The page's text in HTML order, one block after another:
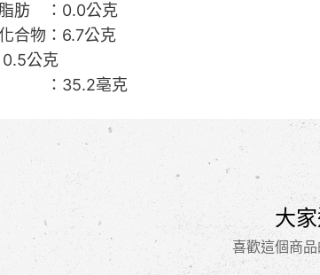
肪 ：0.0公克
合物：6.7公克
公克
35.2亳克
大
喜歡這個商